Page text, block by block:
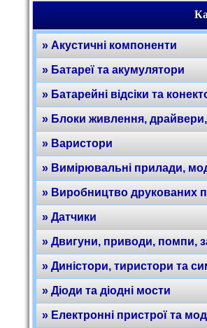
» Акустичні компоненти
» Батареї та акумулятори
» Батарейні відсіки та
» Блоки живлення, драйвери,
» Варистори
» Вимірювальні прилади,
» Виробництво друкованих
» Датчики
» Двигуни, приводи, помпи,
» Диністори, тиристори та
» Діоди та діодні мости
» Електронні пристрої та